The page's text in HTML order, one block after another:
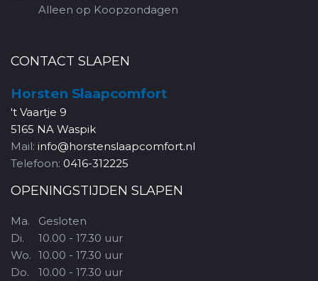
Alleen op Koopzondagen
CONTACT SLAPEN
Horsten Slaapcomfort
't Vaartje 9
5165 NA Waspik
Mail: info@horstenslaapcomfort.nl
Telefoon: 0416-312225
OPENINGSTIJDEN SLAPEN
Ma.
Di.
Wo.
Do.
Gesloten
10.00 - 17.30 uur
10.00 - 17.30 uur
10.00 - 17.30 uur